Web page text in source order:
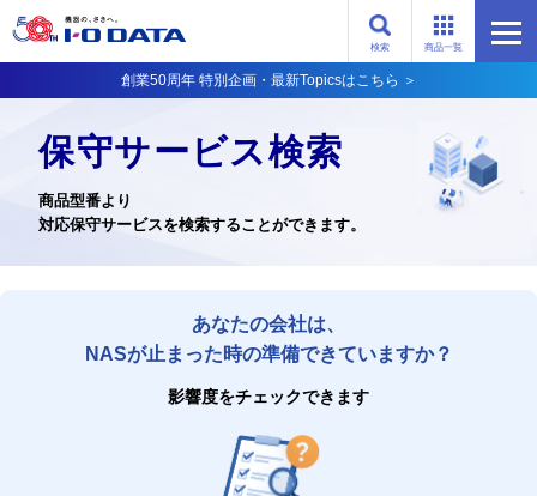
商品一覧
検索
創業50周年 特別企画・最新Topicsはこちら ＞
保守サービス検索
商品型番より
対応保守サービスを検索することができます。
あなたの会社は、
NASが止まった時の準備できていますか？
影響度をチェックできます